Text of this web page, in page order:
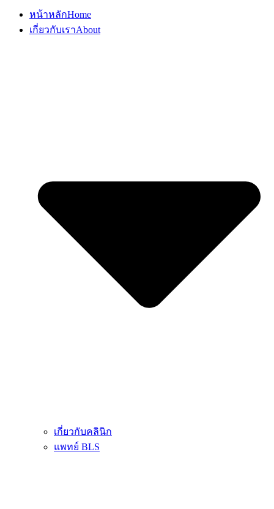
หน้าหลักHome
เกี่ยวกับเราAbout
เกี่ยวกับคลินิก
แพทย์ BLS